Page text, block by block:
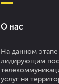
О нас
На данном
лидирующим
услуг на